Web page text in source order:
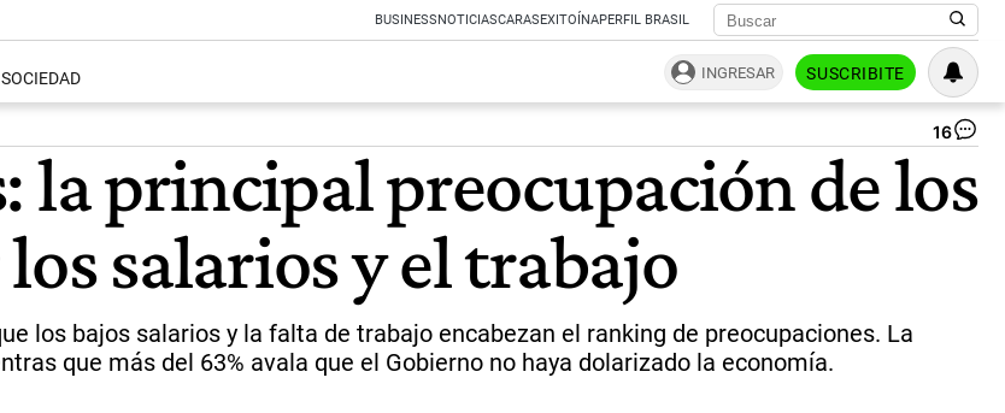
BUSINESSNOTICIASCARASEXITOÍNAPERFIL BRASIL
SOCIEDAD INGRESAR SUSCRIBITE
16
la principal preocupación de los
salarios y el trabajo
los bajos salarios y la falta de trabajo encabezan el ranking de preocupaciones. La
que más del 63% avala que el Gobierno no haya dolarizado la economía.